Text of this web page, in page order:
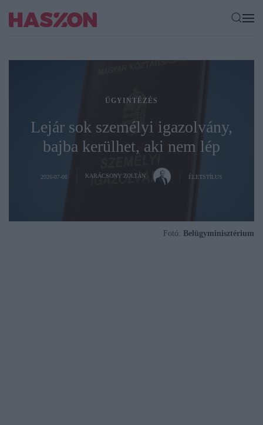
ÜGYINTÉZÉS
Lejár sok személyi igazolvány,
bajba kerülhet, aki nem lép
2026-07-08 KARÁCSONY ZOLTÁN ÉLETSTÍLUS
Fotó: Belügyminisztérium